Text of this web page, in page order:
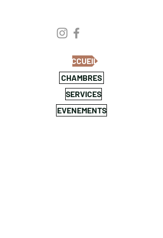
ACCUEIL
CHAMBRES
SERVICES
EVENEMENTS